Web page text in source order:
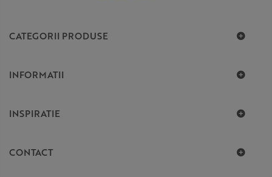
CATEGORII PRODUSE
INFORMATII
INSPIRATIE
CONTACT